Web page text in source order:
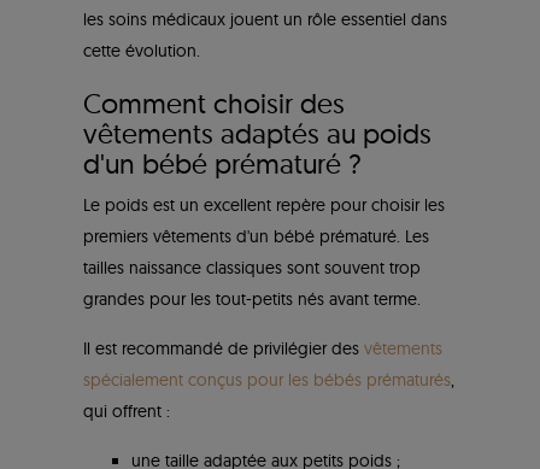
les soins médicaux jouent un rôle essentiel dans
cette évolution.
Comment choisir des
vêtements adaptés au poids
d'un bébé prématuré ?
Le poids est un excellent repère pour choisir les
premiers vêtements d'un bébé prématuré. Les
tailles naissance classiques sont souvent trop
grandes pour les tout-petits nés avant terme.
Il est recommandé de privilégier desvêtements
spécialement conçus pour les bébés prématurés,
qui offrent :
une taille adaptée aux petits poids ;